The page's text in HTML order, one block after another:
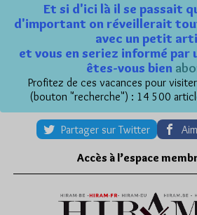
Et si d'ici là il se passait
d'important on réveillerait
avec un petit
et vous en seriez informé par
êtes-vous bien
Profitez de ces vacances pour
(bouton "recherche") : 14 500
Partager sur Twitter
Accès à l’espace